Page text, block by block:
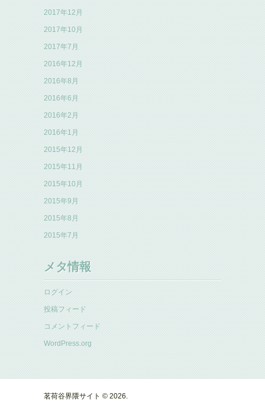
2017年12月
2017年10月
2017年7月
2016年12月
2016年8月
2016年6月
2016年2月
2016年1月
2015年12月
2015年11月
2015年10月
2015年9月
2015年8月
2015年7月
メタ情報
ログイン
投稿フィード
コメントフィード
WordPress.org
茗荷谷界隈サイト © 2026.